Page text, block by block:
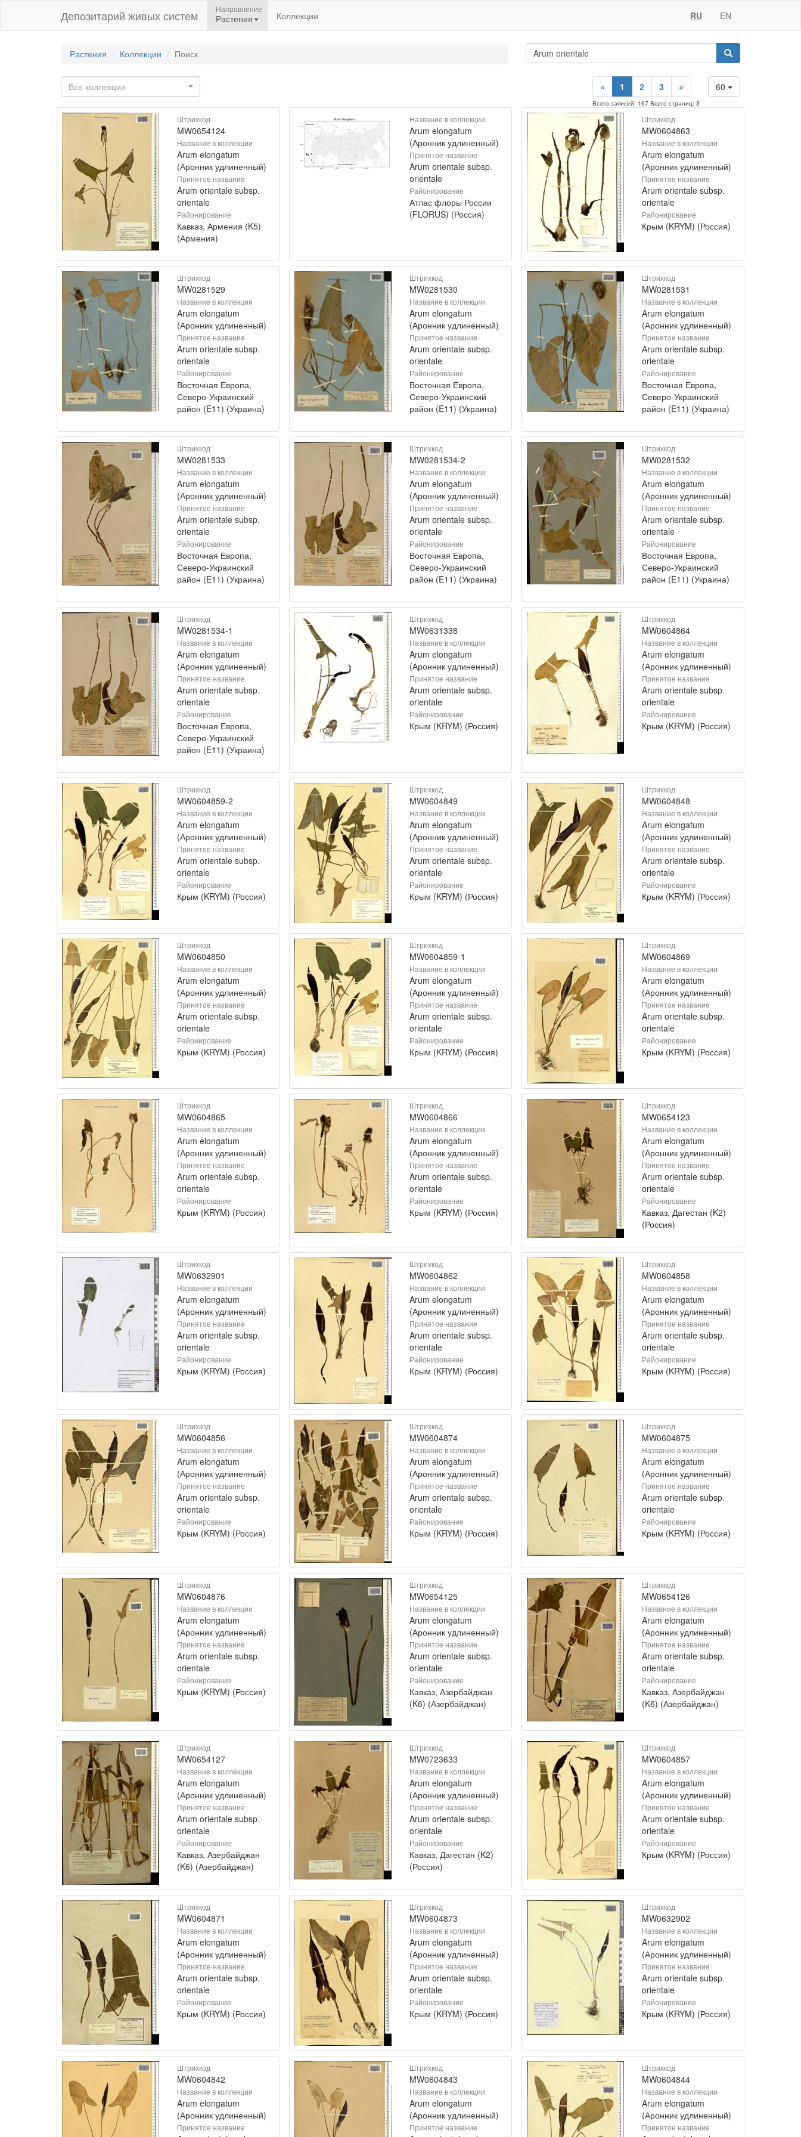
Депозитарий живых систем Направление
Растения Коллекции RU EN
Растения Коллекции Поиск
Все коллекции 60
« 1 2 3 »
Всего записей: 167 Всего страниц: 3
Штрихкод
MW0654124
Название в коллекции
Arum elongatum
(Аронник удлиненный)
Принятое название
Arum orientale subsp.
orientale
Районирование
Кавказ, Армения (K5)
(Армения)
Название в коллекции
Arum elongatum
(Аронник удлиненный)
Принятое название
Arum orientale subsp.
orientale
Районирование
Атлас флоры России
(FLORUS) (Россия)
Штрихкод
MW0604863
Название в коллекции
Arum elongatum
(Аронник удлиненный)
Принятое название
Arum orientale subsp.
orientale
Районирование
Крым (KRYM) (Россия)
Штрихкод
MW0281529
Название в коллекции
Arum elongatum
(Аронник удлиненный)
Принятое название
Arum orientale subsp.
orientale
Районирование
Восточная Европа,
Северо-Украинский
район (E11) (Украина)
Штрихкод
MW0281530
Название в коллекции
Arum elongatum
(Аронник удлиненный)
Принятое название
Arum orientale subsp.
orientale
Районирование
Восточная Европа,
Северо-Украинский
район (E11) (Украина)
Штрихкод
MW0281531
Название в коллекции
Arum elongatum
(Аронник удлиненный)
Принятое название
Arum orientale subsp.
orientale
Районирование
Восточная Европа,
Северо-Украинский
район (E11) (Украина)
Штрихкод
MW0281533
Название в коллекции
Arum elongatum
(Аронник удлиненный)
Принятое название
Arum orientale subsp.
orientale
Районирование
Восточная Европа,
Северо-Украинский
район (E11) (Украина)
Штрихкод
MW0281534-2
Название в коллекции
Arum elongatum
(Аронник удлиненный)
Принятое название
Arum orientale subsp.
orientale
Районирование
Восточная Европа,
Северо-Украинский
район (E11) (Украина)
Штрихкод
MW0281532
Название в коллекции
Arum elongatum
(Аронник удлиненный)
Принятое название
Arum orientale subsp.
orientale
Районирование
Восточная Европа,
Северо-Украинский
район (E11) (Украина)
Штрихкод
MW0281534-1
Название в коллекции
Arum elongatum
(Аронник удлиненный)
Принятое название
Arum orientale subsp.
orientale
Районирование
Восточная Европа,
Северо-Украинский
район (E11) (Украина)
Штрихкод
MW0631338
Название в коллекции
Arum elongatum
(Аронник удлиненный)
Принятое название
Arum orientale subsp.
orientale
Районирование
Крым (KRYM) (Россия)
Штрихкод
MW0604864
Название в коллекции
Arum elongatum
(Аронник удлиненный)
Принятое название
Arum orientale subsp.
orientale
Районирование
Крым (KRYM) (Россия)
Штрихкод
MW0604859-2
Название в коллекции
Arum elongatum
(Аронник удлиненный)
Принятое название
Arum orientale subsp.
orientale
Районирование
Крым (KRYM) (Россия)
Штрихкод
MW0604849
Название в коллекции
Arum elongatum
(Аронник удлиненный)
Принятое название
Arum orientale subsp.
orientale
Районирование
Крым (KRYM) (Россия)
Штрихкод
MW0604848
Название в коллекции
Arum elongatum
(Аронник удлиненный)
Принятое название
Arum orientale subsp.
orientale
Районирование
Крым (KRYM) (Россия)
Штрихкод
MW0604850
Название в коллекции
Arum elongatum
(Аронник удлиненный)
Принятое название
Arum orientale subsp.
orientale
Районирование
Крым (KRYM) (Россия)
Штрихкод
MW0604859-1
Название в коллекции
Arum elongatum
(Аронник удлиненный)
Принятое название
Arum orientale subsp.
orientale
Районирование
Крым (KRYM) (Россия)
Штрихкод
MW0604869
Название в коллекции
Arum elongatum
(Аронник удлиненный)
Принятое название
Arum orientale subsp.
orientale
Районирование
Крым (KRYM) (Россия)
Штрихкод
MW0604865
Название в коллекции
Arum elongatum
(Аронник удлиненный)
Принятое название
Arum orientale subsp.
orientale
Районирование
Крым (KRYM) (Россия)
Штрихкод
MW0604866
Название в коллекции
Arum elongatum
(Аронник удлиненный)
Принятое название
Arum orientale subsp.
orientale
Районирование
Крым (KRYM) (Россия)
Штрихкод
MW0654123
Название в коллекции
Arum elongatum
(Аронник удлиненный)
Принятое название
Arum orientale subsp.
orientale
Районирование
Кавказ, Дагестан (K2)
(Россия)
Штрихкод
MW0632901
Название в коллекции
Arum elongatum
(Аронник удлиненный)
Принятое название
Arum orientale subsp.
orientale
Районирование
Крым (KRYM) (Россия)
Штрихкод
MW0604862
Название в коллекции
Arum elongatum
(Аронник удлиненный)
Принятое название
Arum orientale subsp.
orientale
Районирование
Крым (KRYM) (Россия)
Штрихкод
MW0604858
Название в коллекции
Arum elongatum
(Аронник удлиненный)
Принятое название
Arum orientale subsp.
orientale
Районирование
Крым (KRYM) (Россия)
Штрихкод
MW0604856
Название в коллекции
Arum elongatum
(Аронник удлиненный)
Принятое название
Arum orientale subsp.
orientale
Районирование
Крым (KRYM) (Россия)
Штрихкод
MW0604874
Название в коллекции
Arum elongatum
(Аронник удлиненный)
Принятое название
Arum orientale subsp.
orientale
Районирование
Крым (KRYM) (Россия)
Штрихкод
MW0604875
Название в коллекции
Arum elongatum
(Аронник удлиненный)
Принятое название
Arum orientale subsp.
orientale
Районирование
Крым (KRYM) (Россия)
Штрихкод
MW0604876
Название в коллекции
Arum elongatum
(Аронник удлиненный)
Принятое название
Arum orientale subsp.
orientale
Районирование
Крым (KRYM) (Россия)
Штрихкод
MW0654125
Название в коллекции
Arum elongatum
(Аронник удлиненный)
Принятое название
Arum orientale subsp.
orientale
Районирование
Кавказ, Азербайджан
(K6) (Азербайджан)
Штрихкод
MW0654126
Название в коллекции
Arum elongatum
(Аронник удлиненный)
Принятое название
Arum orientale subsp.
orientale
Районирование
Кавказ, Азербайджан
(K6) (Азербайджан)
Штрихкод
MW0654127
Название в коллекции
Arum elongatum
(Аронник удлиненный)
Принятое название
Arum orientale subsp.
orientale
Районирование
Кавказ, Азербайджан
(K6) (Азербайджан)
Штрихкод
MW0723633
Название в коллекции
Arum elongatum
(Аронник удлиненный)
Принятое название
Arum orientale subsp.
orientale
Районирование
Кавказ, Дагестан (K2)
(Россия)
Штрихкод
MW0604857
Название в коллекции
Arum elongatum
(Аронник удлиненный)
Принятое название
Arum orientale subsp.
orientale
Районирование
Крым (KRYM) (Россия)
Штрихкод
MW0604871
Название в коллекции
Arum elongatum
(Аронник удлиненный)
Принятое название
Arum orientale subsp.
orientale
Районирование
Крым (KRYM) (Россия)
Штрихкод
MW0604873
Название в коллекции
Arum elongatum
(Аронник удлиненный)
Принятое название
Arum orientale subsp.
orientale
Районирование
Крым (KRYM) (Россия)
Штрихкод
MW0632902
Название в коллекции
Arum elongatum
(Аронник удлиненный)
Принятое название
Arum orientale subsp.
orientale
Районирование
Крым (KRYM) (Россия)
Штрихкод
MW0604842
Название в коллекции
Arum elongatum
(Аронник удлиненный)
Принятое название
Штрихкод
MW0604843
Название в коллекции
Arum elongatum
(Аронник удлиненный)
Принятое название
Штрихкод
MW0604844
Название в коллекции
Arum elongatum
(Аронник удлиненный)
Принятое название